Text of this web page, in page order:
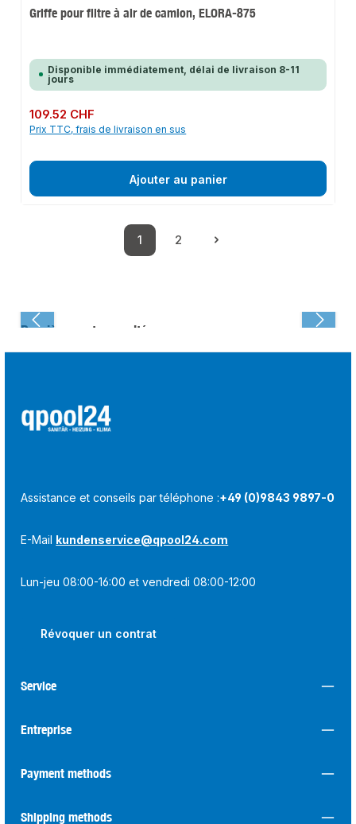
Griffe pour filtre à air de camion, ELORA-875
Disponible immédiatement, délai de livraison 8-11
jours
Prix régulier :
109.52 CHF
Prix TTC, frais de livraison en sus
Ajouter au panier
Page
1
Page
2
Dernièrement consulté :
Assistance et conseils par téléphone :+49 (0)9843 9897-0
E-Mail kundenservice@qpool24.com
Lun-jeu 08:00-16:00 et vendredi 08:00-12:00
Révoquer un contrat
Service
Entreprise
Payment methods
Shipping methods